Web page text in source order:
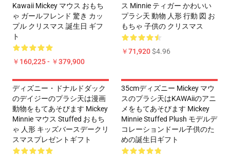
Kawaii Mickey マウス おもち
ゃ ガールフレンド 驚き カッ
プル クリスマス 誕生日 ギフ
ト
￥160,225 - ￥379,900
ス Minnie ティガー かわいい
プラシ天 動物 人形 行動 図 お
もちゃ 子供の クリスマス
￥71,920$4.96
ディズニー・ドナルドダック
のデイジーのプラシ天は漫画
動物をもてあそびます Mickey
Minnie マウス Stuffed おもち
ゃ 人形 キッズバースデークリ
スマスプレゼントギフト
35cmディズニー Mickey マウ
スのプラシ天はKAWAiiのアニ
メをもてあそびます Mickey
Minnie Stuffed Plush モデルデ
コレーションドール子供のた
めの誕生日ギフト